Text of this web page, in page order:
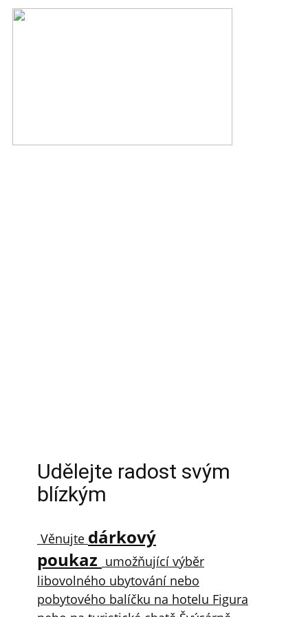
Udělejte radost svým
blízkým
Věnujte dárkový
poukaz umožňující výběr
libovolného ubytování nebo
pobytového balíčku na hotelu Figura